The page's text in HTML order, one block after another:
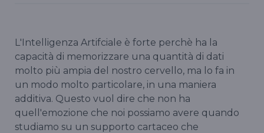
L'Intelligenza Artifciale è forte perchè ha la
capacità di memorizzare una quantità di dati
molto più ampia del nostro cervello, ma lo fa in
un modo molto particolare, in una maniera
additiva. Questo vuol dire che non ha
quell'emozione che noi possiamo avere quando
studiamo su un supporto cartaceo che